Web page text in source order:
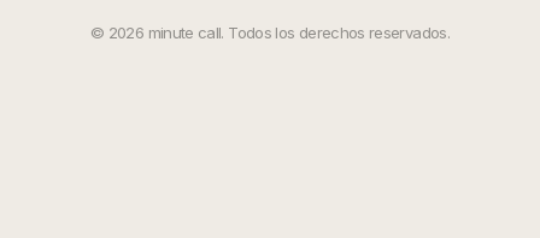
© 2026 minute call. Todos los derechos reservados.